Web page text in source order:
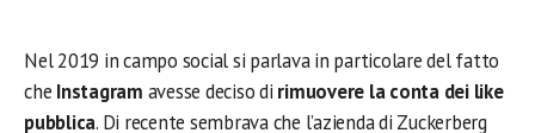
Nel 2019 in campo social si parlava in particolare del fatto
che Instagram avesse deciso di rimuovere la conta dei like
pubblica. Di recente sembrava che l’azienda di Zuckerberg